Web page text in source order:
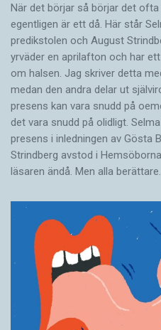
När det börjar så ­börjar det
egentligen är ett då. Här står
predikstolen och August
yrväder en aprilafton och har
om halsen. Jag skriver detta
medan den andra delar ut
presens kan vara snudd på
det vara snudd på olidligt.
presens i ­inledningen av Gösta
Strindberg avstod i
läsaren ändå. Men alla